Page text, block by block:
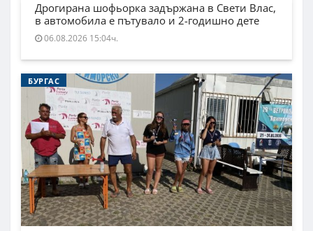
Дрогирана шофьорка задържана в Свети Влас,
в автомобила е пътувало и 2-годишно дете
06.08.2026 15:04ч.
БУРГАС